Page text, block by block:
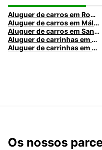
Aluguer de carros em Roma
Aluguer de carros em Málaga
Aluguer de carros em Santa Maria da Feira
Aluguer de carrinhas em Nice
Aluguer de carrinhas em Caldas da Rainha
Os nossos